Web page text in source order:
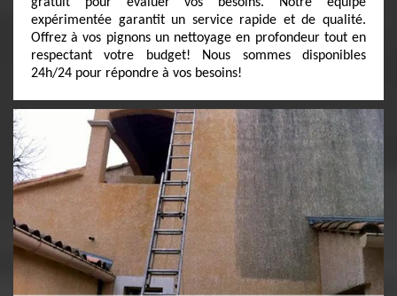
expérimentée garantit un service rapide et de qualité.
Offrez à vos pignons un nettoyage en profondeur tout en
respectant votre budget! Nous sommes disponibles
24h/24 pour répondre à vos besoins!